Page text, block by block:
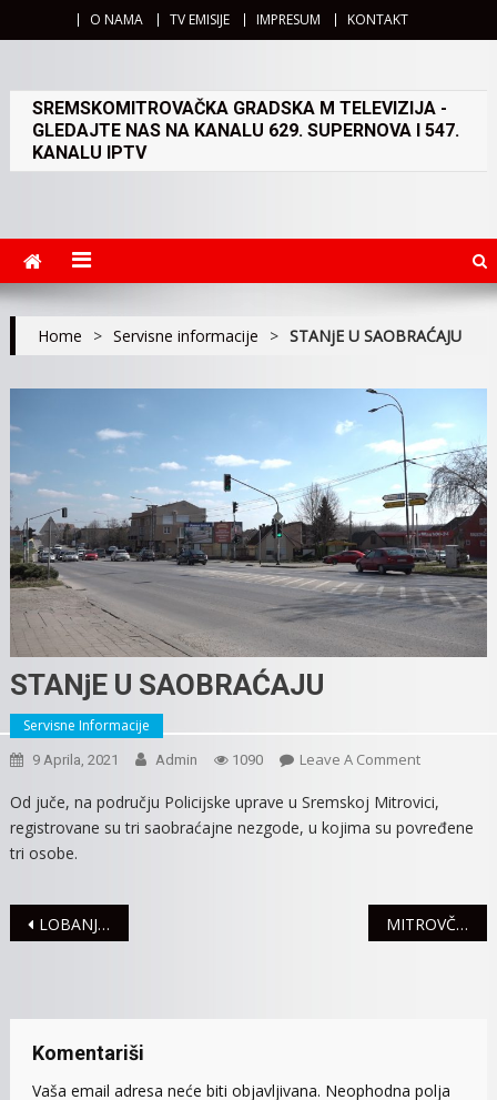
O NAMA TV EMISIJE IMPRESUM KONTAKT
SREMSKOMITROVAČKA GRADSKA M TELEVIZIJA -
GLEDAJTE NAS NA KANALU 629. SUPERNOVA I 547.
KANALU IPTV
Home > Servisne informacije > STANjE U SAOBRAĆAJU
STANjE U SAOBRAĆAJU
Servisne Informacije
9 Aprila, 2021 Admin 1090 Leave A CommentOn
U
Od juče, na području Policijske uprave u Sremskoj Mitrovici,
registrovane su tri saobraćajne nezgode, u kojima su povređene
tri osobe.
Navigacija
LOBANJA ORIJAŠKOG JELENA SA DELIMIČNO OČUVANIM ROGOVIMA DEO PRIRODNJAČKE POSTAVKE MUZEJA SREMA MITROVČANI SE RADO ODAZVALI AKCIJI „POSADI SVOJ HLAD“
Komentariši
Vaša email adresa neće biti objavljivana. Neophodna polja